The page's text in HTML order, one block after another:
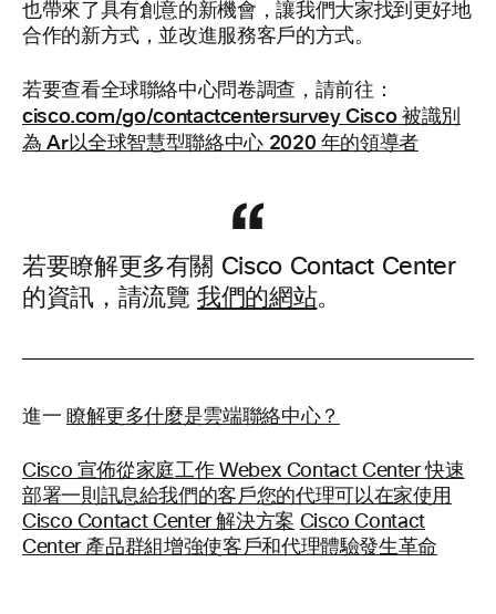
也帶來了具有創意的新機會，讓我們大家找到更好地
合作的新方式，並改進服務客戶的方式。
若要查看全球聯絡中心問卷調查，請前往：
cisco.com/go/contactcentersurvey Cisco 被識別
為 Ar以全球智慧型聯絡中心 2020 年的領導者
若要瞭解更多有關 Cisco Contact Center
的資訊，請流覽我們的網站。
進一 瞭解更多什麼是雲端聯絡中心？
Cisco 宣佈從家庭工作 Webex Contact Center 快速
部署一則訊息給我們的客戶您的代理可以在家使用
Cisco Contact Center 解決方案 Cisco Contact
Center 產品群組增強使客戶和代理體驗發生革命